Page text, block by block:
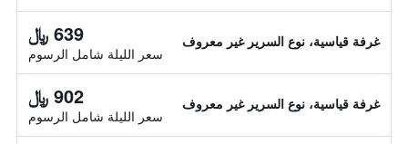
غرفة قياسية، نوع السرير غير معروف 639 ﷼
سعر الليلة شامل الرسوم
غرفة قياسية، نوع السرير غير معروف 902 ﷼
سعر الليلة شامل الرسوم